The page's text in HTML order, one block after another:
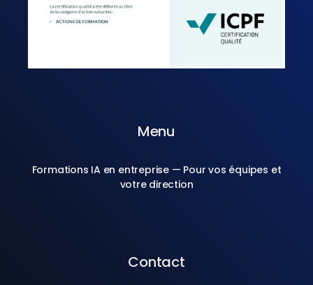
Menu
Formations IA en entreprise — Pour vos équipes et
votre direction
Contact